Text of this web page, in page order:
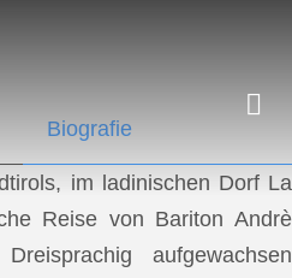
Biografie
im ladinischen Dorf La
Reise von Bariton Andrè
aufgewachsen